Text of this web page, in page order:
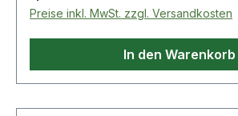
Preise inkl. MwSt. zzgl. Versandkosten
In den Warenkorb